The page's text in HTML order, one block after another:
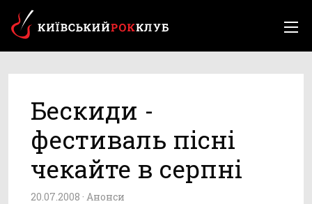
Бескиди -
фестиваль пісні
чекайте в серпні
20.07.2008 · Анонси